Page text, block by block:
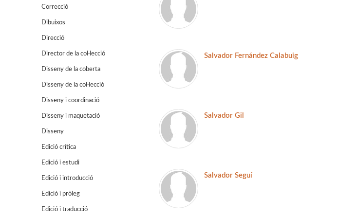
Correcció
Dibuixos
Direcció
Director de la col·lecció
Disseny de la coberta
Disseny de la col·lecció
Disseny i coordinació
Disseny i maquetació
Disseny
Edició crítica
Edició i estudi
Edició i introducció
Edició i pròleg
Edició i traducció
Salvador Fernández Calabuig
Salvador Gil
Salvador Seguí